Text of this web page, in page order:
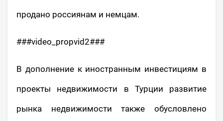
продано россиянам и немцам.
###video_propvid2###
В дополнение к иностранным инвестициям в
проекты недвижимости в Турции развитие
рынка недвижимости также обусловлено